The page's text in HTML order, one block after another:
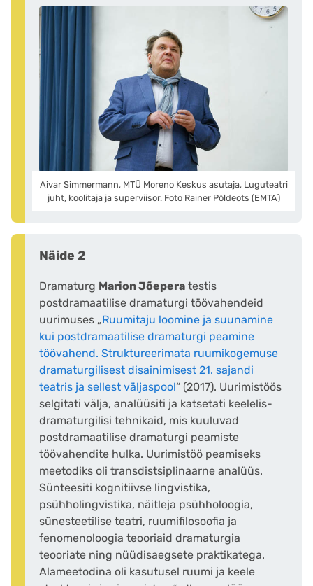
Aivar Simmermann, MTÜ Moreno Keskus asutaja, Luguteatri
juht, koolitaja ja superviisor. Foto Rainer Põldeots (EMTA)
Näide 2
Dramaturg Marion Jõepera testis
postdramaatilise dramaturgi töövahendeid
uurimuses „Ruumitaju loomine ja suunamine
kui postdramaatilise dramaturgi peamine
töövahend. Struktureerimata ruumikogemuse
dramaturgilisest disainimisest 21. sajandi
teatris ja sellest väljaspool“ (2017). Uurimistöös
selgitati välja, analüüsiti ja katsetati keelelis-
dramaturgilisi tehnikaid, mis kuuluvad
postdramaatilise dramaturgi peamiste
töövahendite hulka. Uurimistöö peamiseks
meetodiks oli transdistsiplinaarne analüüs.
Sünteesiti kognitiivse lingvistika,
psühholingvistika, näitleja psühholoogia,
sünesteetilise teatri, ruumifilosoofia ja
fenomenoloogia teooriaid dramaturgia
teooriate ning nüüdisaegsete praktikatega.
Alameetodina oli kasutusel ruumi ja keele